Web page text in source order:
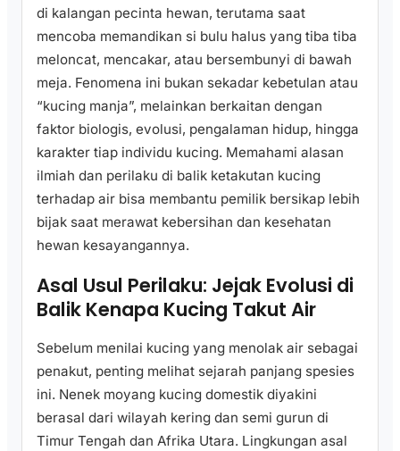
di kalangan pecinta hewan, terutama saat
mencoba memandikan si bulu halus yang tiba tiba
meloncat, mencakar, atau bersembunyi di bawah
meja. Fenomena ini bukan sekadar kebetulan atau
“kucing manja”, melainkan berkaitan dengan
faktor biologis, evolusi, pengalaman hidup, hingga
karakter tiap individu kucing. Memahami alasan
ilmiah dan perilaku di balik ketakutan kucing
terhadap air bisa membantu pemilik bersikap lebih
bijak saat merawat kebersihan dan kesehatan
hewan kesayangannya.
Asal Usul Perilaku: Jejak Evolusi di
Balik Kenapa Kucing Takut Air
Sebelum menilai kucing yang menolak air sebagai
penakut, penting melihat sejarah panjang spesies
ini. Nenek moyang kucing domestik diyakini
berasal dari wilayah kering dan semi gurun di
Timur Tengah dan Afrika Utara. Lingkungan asal